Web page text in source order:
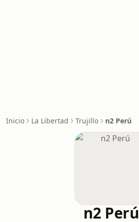
Inicio La Libertad Trujillo n2 Perú
n2 Perú